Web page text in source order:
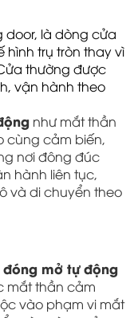
door, là dòng cửa
hình trụ tròn thay vì
thường được
vận hành theo
như mắt thần
cùng cảm biến,
nơi đông đúc
hành liên tục,
và di chuyển theo
đóng mở tự động
mắt thần cảm
vào phạm vi mắt